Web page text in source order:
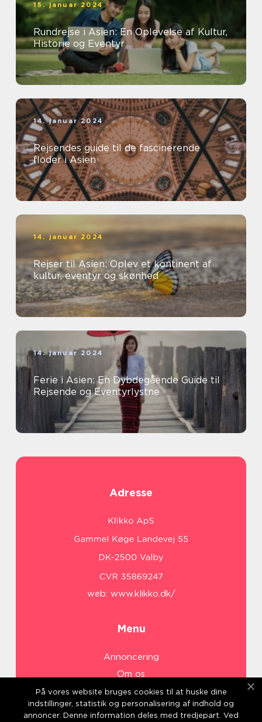
15. januar 2024
Rundrejse i Asien: En Oplevelse af Kultur,
Historie og Eventyr
14. januar 2024
Rejsendes guide til de fascinerende
floder i Asien
14. januar 2024
Rejser til Asien: Oplev et kontinent af
kultur, eventyr og skønhed
14. januar 2024
Ferie i Asien: En Dybdegående Guide til
Rejsende og Eventyrlystne
Adresse
web: www.klikko.dk/
Menu
Annoncering
Om os
Cookies
Kontakt os
På vores website bruges cookies til at huske dine
indstillinger, statistik og personalisering af indhold og
annoncer. Denne information deles med tredjepart. Ved